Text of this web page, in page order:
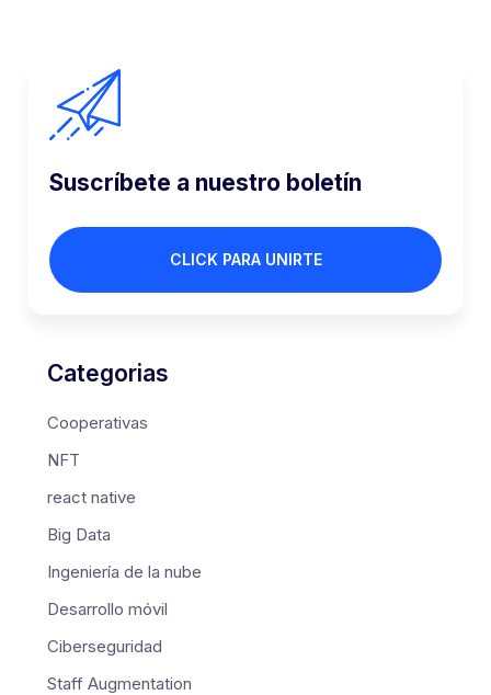
Suscríbete a nuestro boletín
CLICK PARA UNIRTE
Categorias
Cooperativas
NFT
react native
Big Data
Ingeniería de la nube
Desarrollo móvil
Ciberseguridad
Staff Augmentation